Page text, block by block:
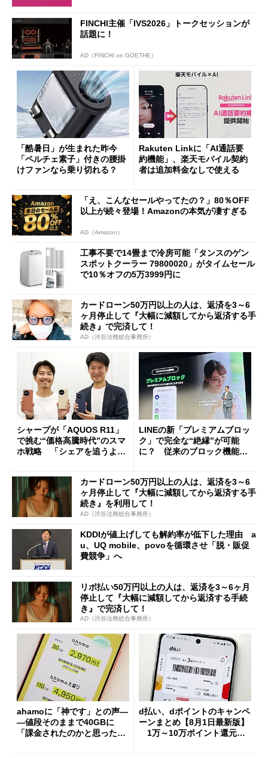
FINCHI主催「IVS2026」トークセッションが
話題に！
AD（FINCHI on GOETHE）
「酷暑日」が生まれた昨今
「ペルチェ素子」付きの腰掛
けファンなら乗り切れる？
Rakuten Linkに「AI通話要
約機能」、楽天モバイル契約
者は追加料金なしで使える
「え、こんなセールやってたの？」80％OFF
以上が続々登場！Amazonの本気が凄すぎる
AD（Amazon）
工事不要で14畳まで冷房可能「タンスのゲン
スポットクーラー 79800020」がタイムセール
で10％オフの5万3999円に
カードローン50万円以上の人は、返済を3～6
ヶ月停止して『大幅に減額してから返済する手
続き』で完済して！
AD（渋谷法務総合事務所）
シャープが「AQUOS R11」
で挑む“価格高騰時代”のスマ
ホ戦略 「シェアを追うより
LINEの新「プレミアムブロッ
ク」で完全な“絶縁”が可能
に？ 従来のブロック機能と
カードローン50万円以上の人は、返済を3～6
ヶ月停止して『大幅に減額してから返済する手
続き』を利用して！
AD（渋谷法務総合事務所）
KDDIが値上げしても解約率が低下した理由 a
u、UQ mobile、povoを循環させ「脱・販促
費競争」へ
リボ払い50万円以上の人は、返済を3～6ヶ月
停止して『大幅に減額してから返済する手続
き』で完済して！
AD（渋谷法務総合事務所）
ahamoに「神です」との声―
―値段そのままで40GBに
「課金されたのかと思った」
d払い、dポイントのキャンペ
ーンまとめ【8月1日最新版】
1万～10万ポイント還元の